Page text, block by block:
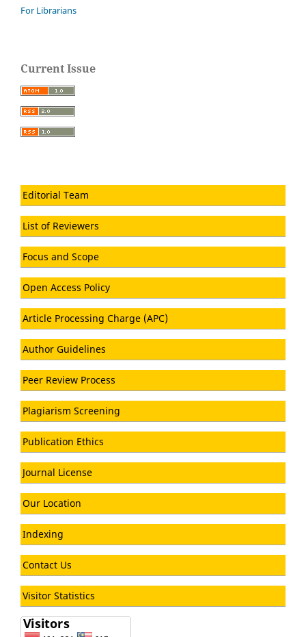
For Librarians
Current Issue
Editorial Team
List of Reviewers
Focus and Scope
Open Access Policy
Article Processing Charge (APC)
Author Guidelines
Peer Review Process
Plagiarism Screening
Publication Ethics
Journal License
Our Location
Indexing
Contact Us
Visitor Statistics